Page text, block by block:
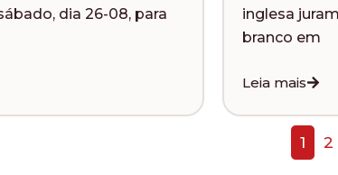
dia 26-08, para
inglesa
branco em
Leia mais
1 2